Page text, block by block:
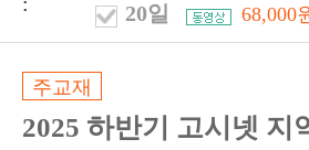
20일 68,000
주교재
2025 하반기 고시넷 지